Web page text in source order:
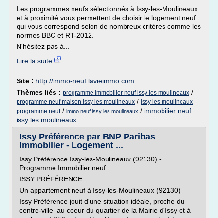
Les programmes neufs sélectionnés à Issy-les-Moulineaux
et à proximité vous permettent de choisir le logement neuf
qui vous correspond selon de nombreux critères comme les
normes BBC et RT-2012.
N'hésitez pas à...
Lire la suite
Site : http://immo-neuf.lavieimmo.com
Thèmes liés : programme immobilier neuf issy les moulineaux /
programme neuf maison issy les moulineaux / issy les moulineaux
programme neuf/ immo neuf issy les moulineaux / immobilier neuf
issy les moulineaux
Issy Préférence par BNP Paribas
Immobilier - Logement ...
Issy Préférence Issy-les-Moulineaux (92130) -
Programme Immobilier neuf
ISSY PRÉFÉRENCE
Un appartement neuf à Issy-les-Moulineaux (92130)
Issy Préférence jouit d'une situation idéale, proche du
centre-ville, au coeur du quartier de la Mairie d'Issy et à